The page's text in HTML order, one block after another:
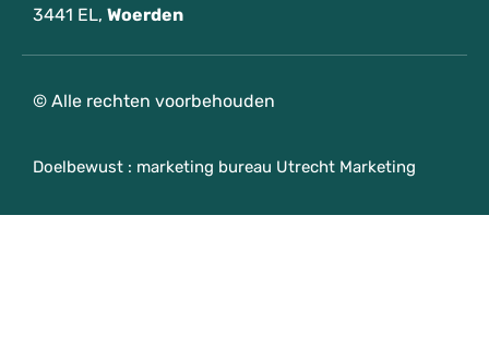
3441 EL, Woerden
© Alle rechten voorbehouden
Doelbewust : marketing bureau Utrecht Marketing